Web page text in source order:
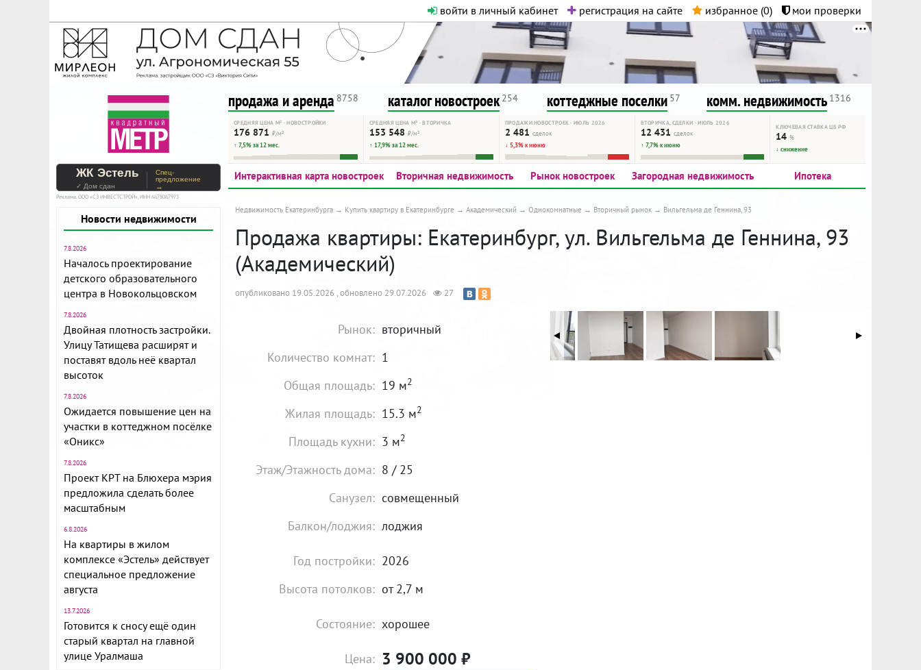
войти в личный кабинет регистрация на сайте избранное (0) мои проверки
На Метре реклама - только нормальная. Никакого шок-контента.
Помогайте независимому ресурсу, как он помогает вам. Удачи!
продажа и аренда 8758 каталог новостроек 254 коттеджные поселки 57 комм. недвижимость 1316
СРЕДНЯЯ ЦЕНА М² · НОВОСТРОЙКИ
176 871 ₽/м²
↑ 7,5% за 12 мес.
СРЕДНЯЯ ЦЕНА М² · ВТОРИЧКА
153 548 ₽/м²
↑ 17,9% за 12 мес.
ПРОДАЖИ НОВОСТРОЕК · ИЮЛЬ 2026
2 481 сделок
↓ 5,3% к июню
ВТОРИЧКА, СДЕЛКИ · ИЮЛЬ 2026
12 431 сделок
↑ 7,7% к июню
КЛЮЧЕВАЯ СТАВКА ЦБ РФ
14%
↓ снижение
ЖК Эстель
✓ Дом сдан
Спец-
предложение
→
Реклама. ООО «СЗ ИНВЕСТСТРОЙ», ИНН 6678067973
Новости недвижимости
7.8.2026
Началось проектирование
детского образовательного
центра в Новокольцовском
7.8.2026
Двойная плотность застройки.
Улицу Татищева расширят и
поставят вдоль неё квартал
высоток
7.8.2026
Ожидается повышение цен на
участки в коттеджном посёлке
«Оникс»
7.8.2026
Проект КРТ на Блюхера мэрия
предложила сделать более
масштабным
6.8.2026
На квартиры в жилом
комплексе «Эстель» действует
специальное предложение
августа
13.7.2026
Готовится к сносу ещё один
старый квартал на главной
улице Уралмаша
Интерактивная карта новостроек Вторичная недвижимость Рынок новостроек Загородная недвижимость Ипотека
Недвижимость Екатеринбурга Купить квартиру в Екатеринбурге Академический Однокомнатные Вторичный рынок Вильгельма де Геннина, 93
Продажа квартиры: Екатеринбург, ул. Вильгельма де Геннина, 93
(Академический)
опубликовано 19.05.2026 , обновлено 29.07.2026 27
Рынок: вторичный
Количество комнат: 1
Общая площадь: 19 м2
Жилая площадь: 15.3 м2
Площадь кухни: 3 м2
Этаж/Этажность дома: 8 / 25
Санузел: совмещенный
Балкон/лоджия: лоджия
Год постройки: 2026
Высота потолков: от 2,7 м
Состояние: хорошее
Цена: 3 900 000 ₽